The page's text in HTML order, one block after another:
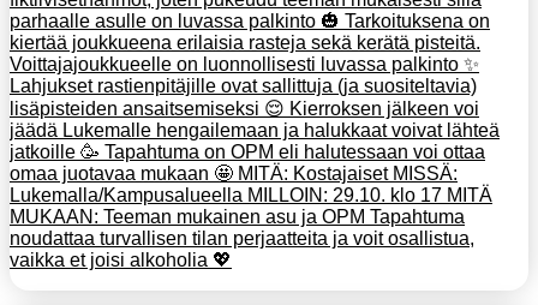
parhaalle asulle on luvassa palkinto 🎃 Tarkoituksena on
kiertää joukkueena erilaisia rasteja sekä kerätä pisteitä.
Voittajajoukkueelle on luonnollisesti luvassa palkinto ✨
Lahjukset rastienpitäjille ovat sallittuja (ja suositeltavia)
lisäpisteiden ansaitsemiseksi 😌 Kierroksen jälkeen voi
jäädä Lukemalle hengailemaan ja halukkaat voivat lähteä
jatkoille 🥳 Tapahtuma on OPM eli halutessaan voi ottaa
omaa juotavaa mukaan 🤩 MITÄ: Kostajaiset MISSÄ:
Lukemalla/Kampusalueella MILLOIN: 29.10. klo 17 MITÄ
MUKAAN: Teeman mukainen asu ja OPM Tapahtuma
noudattaa turvallisen tilan perjaatteita ja voit osallistua,
vaikka et joisi alkoholia 💖